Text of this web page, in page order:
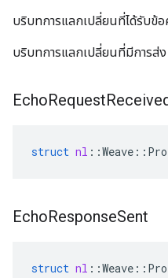
บริบทการแลกเปลี่ยนที่ได้รับข้อ
บริบทการแลกเปลี่ยนที่มีการส่
EchoRequest
struct nl ::Weave ::
EchoResponseSent
struct nl ::Weave ::